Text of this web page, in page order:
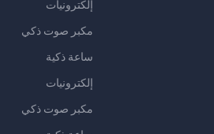
إلكترونيات
مكبر صوت ذكي
ساعة ذكية
إلكترونيات
مكبر صوت ذكي